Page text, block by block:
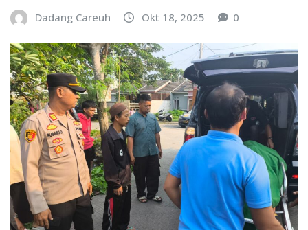
Dadang Careuh Okt 18, 2025 0